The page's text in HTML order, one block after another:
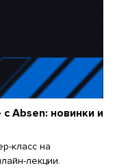
Absen: новинки и
класс на
лекции.